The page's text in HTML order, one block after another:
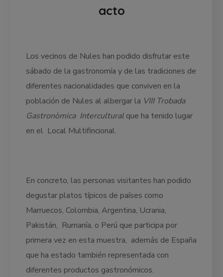
acto
Los vecinos de Nules han podido disfrutar este
sábado de la gastronomía y de las tradiciones de
diferentes nacionalidades que conviven en la
población de Nules al albergar la VIII Trobada
Gastronòmica Intercultural que ha tenido lugar
en el Local Multifincional.
En concreto, las personas visitantes han podido
degustar platos típicos de países como
Marruecos, Colombia, Argentina, Ucrania,
Pakistán, Rumanía, o Perú que participa por
primera vez en esta muestra, además de España
que ha estado también representada con
diferentes productos gastronómicos.